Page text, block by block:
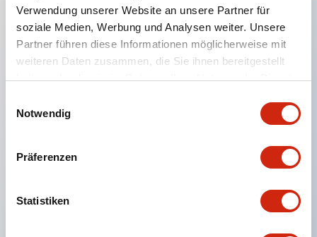
Verwendung unserer Website an unsere Partner für
soziale Medien, Werbung und Analysen weiter. Unsere
Partner führen diese Informationen möglicherweise mit
weiteren Daten zusammen, die Sie ihnen bereitgestellt
haben oder die sie im Rahmen Ihrer Nutzung der Dienste
Notwendig
Präferenzen
Statistiken
Hauptmerkmale
Typ
Schritten, elektrische Lebensdauer von über
Ausgabecodes in Binär, BCD-Dezimal und BCD-